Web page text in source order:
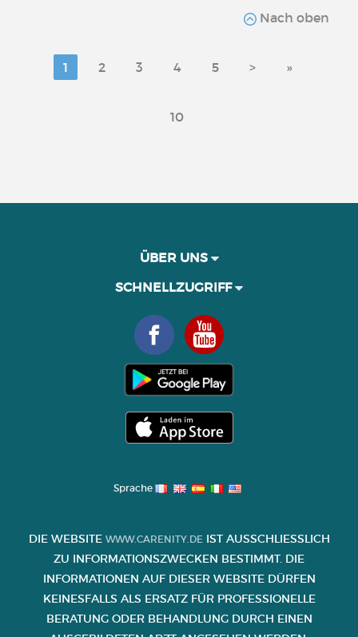
Nach oben
1 2 3 4 5 > »
10
ÜBER UNS
SCHNELLZUGRIFF
Sprache
DIE WEBSITE WWW.CARENITY.DEIST AUSSCHLIESSLICH Z
U INFORMATIONSZWECKEN BESTIMMT. DIE I
NFORMATIONEN AUF DIESER WEBSITE DÜRFEN K
EINESFALLS ALS ERSATZ FÜR PROFESSIONELLE B
ERATUNG ODER BEHANDLUNG DURCH EINEN A